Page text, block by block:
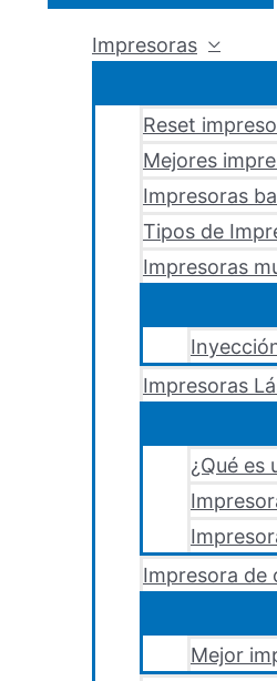
Impresoras
Reset
Mejores
Impresoras
Tipos de
Impresoras
Impresoras
¿Qué es
Impresora de
Mejor